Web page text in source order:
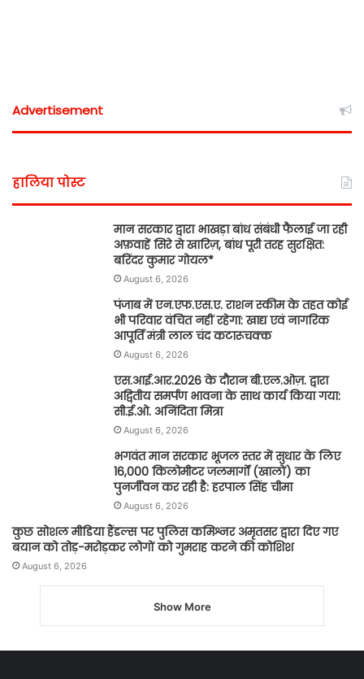
Advertisement
हालिया पोस्ट
मान सरकार द्वारा भाखड़ा बांध संबंधी फैलाई जा रही
अफ़वाहें सिरे से खारिज़, बांध पूरी तरह सुरक्षित:
बरिंदर कुमार गोयल*
August 6, 2026
पंजाब में एन.एफ.एस.ए. राशन स्कीम के तहत कोई
भी परिवार वंचित नहीं रहेगा: खाद्य एवं नागरिक
आपूर्ति मंत्री लाल चंद कटारूचक्क
August 6, 2026
एस.आई.आर.2026 के दौरान बी.एल.ओज़. द्वारा
अद्वितीय समर्पण भावना के साथ कार्य किया गया:
सी.ई.ओ. अनिंदिता मित्रा
August 6, 2026
भगवंत मान सरकार भूजल स्तर में सुधार के लिए
16,000 किलोमीटर जलमार्गों (खालों) का
पुनर्जीवन कर रही है: हरपाल सिंह चीमा
August 6, 2026
कुछ सोशल मीडिया हैंडल्स पर पुलिस कमिश्नर अमृतसर द्वारा दिए गए
बयान को तोड़-मरोड़कर लोगों को गुमराह करने की कोशिश
August 6, 2026
Show More